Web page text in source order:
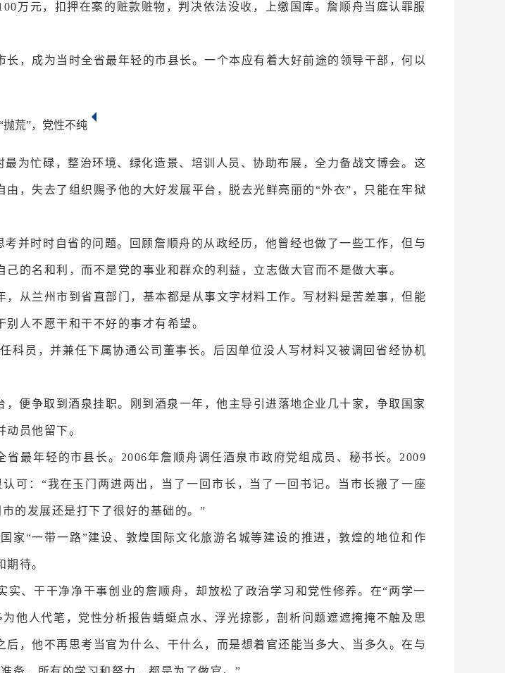
万元，扣押在案的赃款赃物，判决依法没收，上缴国库。詹顺舟当庭认罪服
，成为当时全省最年轻的市县长。一个本应有着大好前途的领导干部，何以
抛荒”，党性不纯
为忙碌，整治环境、绿化造景、培训人员、协助布展，全力备战文博会。这
，失去了组织赐予他的大好发展平台，脱去光鲜亮丽的“外衣”，只能在牢狱
并时时自省的问题。回顾詹顺舟的从政经历，他曾经也做了一些工作，但与
的名和利，而不是党的事业和群众的利益，立志做大官而不是做大事。
从兰州市到省直部门，基本都是从事文字材料工作。写材料是苦差事，但能
人不愿干和干不好的事才有希望。
科员，并兼任下属协通公司董事长。后因单位没人写材料又被调回省经协机
便争取到酒泉挂职。刚到酒泉一年，他主导引进落地企业几十家，争取国家
员他留下。
最年轻的市县长。2006年詹顺舟调任酒泉市政府党组成员、秘书长。2009
可：“我在玉门两进两出，当了一回市长，当了一回书记。当市长搬了一座
的发展还是打下了很好的基础的。”
家“一带一路”建设、敦煌国际文化旅游名城等建设的推进，敦煌的地位和作
待。
、干干净净干事创业的詹顺舟，却放松了政治学习和党性修养。在“两学一
他人代笔，党性分析报告蜻蜓点水、浮光掠影，剖析问题遮遮掩掩不触及思
，他不再思考当官为什么、干什么，而是想着官还能当多大、当多久。在与